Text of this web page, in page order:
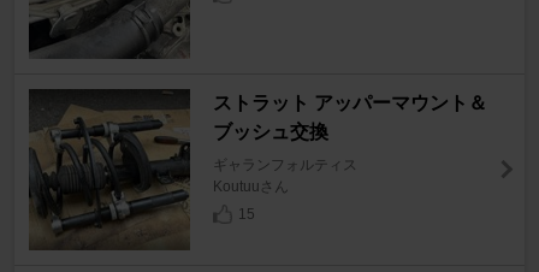
ストラット アッパーマウント＆
ブッシュ交換
ギャランフォルティス
Koutuuさん
15